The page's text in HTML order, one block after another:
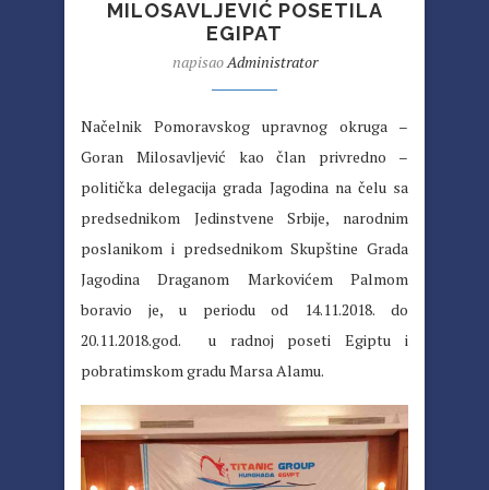
MILOSAVLJEVIĆ POSETILA
EGIPAT
napisaoAdministrator
Načelnik Pomoravskog upravnog okruga –
Goran Milosavljević kao član privredno –
politička delegacija grada Jagodina na čelu sa
predsednikom Jedinstvene Srbije, narodnim
poslanikom i predsednikom Skupštine Grada
Jagodina Draganom Markovićem Palmom
boravio je, u periodu od 14.11.2018. do
20.11.2018.god. u radnoj poseti Egiptu i
pobratimskom gradu Marsa Alamu.